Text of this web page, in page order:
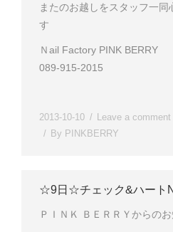
またのお越しをスタッフ一同
す
Ｎail Factory PINK BERRY
089-915-2015
2013-10-10 Leave a comment
By PINKBERRY
☆9日☆チェック&ハート
ＰＩＮＫ ＢＥＲＲＹからの